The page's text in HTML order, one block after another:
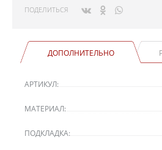
ПОДЕЛИТЬСЯ
ДОПОЛНИТЕЛЬНО
АРТИКУЛ:
МАТЕРИАЛ:
ПОДКЛАДКА: